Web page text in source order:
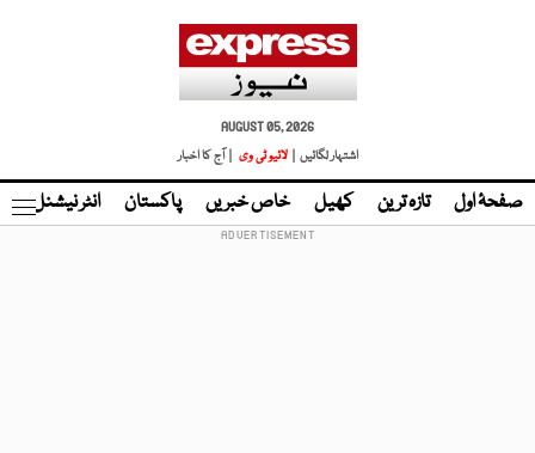
AUGUST 05, 2026
اشتہار لگائیں |
لائیو ٹی وی | آج کا اخبار
صفحۂ اول تازہ ترین کھیل خاص خبریں پاکستان انٹر نیشنل